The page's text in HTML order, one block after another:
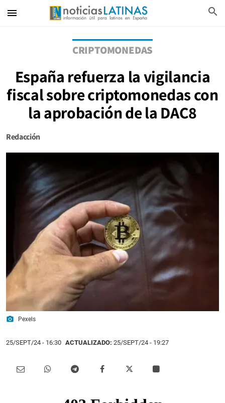
menu search
CRIPTOMONEDAS
España refuerza la vigilancia
fiscal sobre criptomonedas con
la aprobación de la DAC8
Redacción
photo_camera Pexels
25/SEPT/24 - 16:30 ACTUALIZADO: 25/SEPT/24 - 19:27